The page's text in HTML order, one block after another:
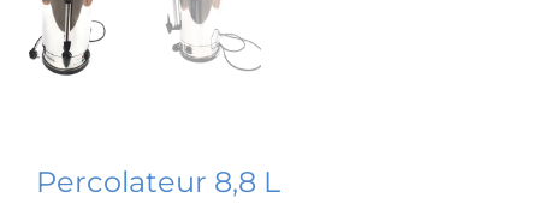
Percolateur 8,8 L